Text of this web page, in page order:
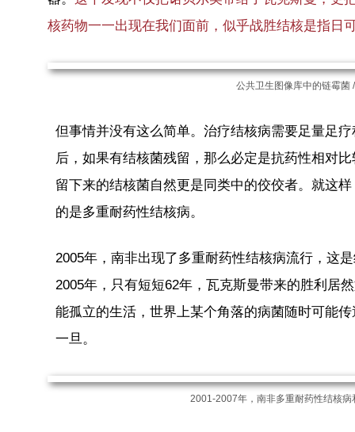
核药物一一出现在我们面前，似乎战胜结核是指日
公共卫生图像库中的链霉菌
但事情并没有这么简单。治疗结核病需要足量足
后，如果有结核菌残留，那么必定是抗药性相对
留下来的结核菌自然更是同类中的佼佼者。就这
的是多重耐药性结核病。
2005年，南非出现了多重耐药性结核病流行，这
2005年，只有短短62年，瓦克斯曼带来的胜利居
能孤立的生活，世界上某个角落的病菌随时可能
一旦。
2001-2007年，南非多重耐药性结核